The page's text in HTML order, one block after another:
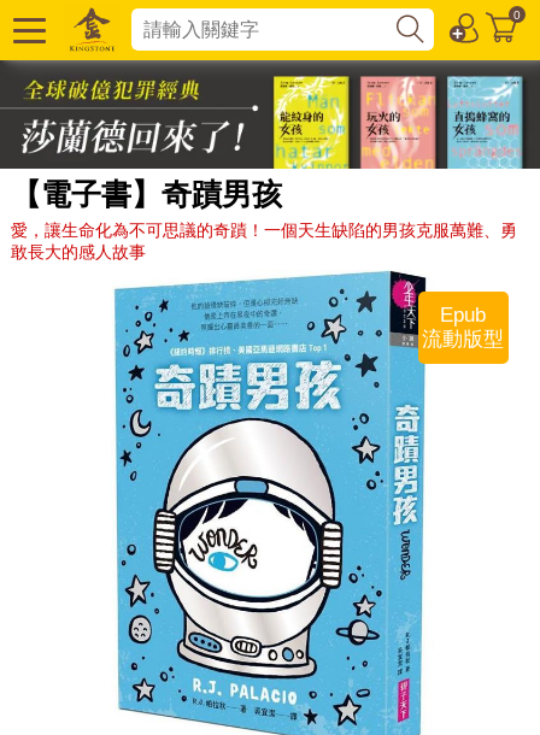
0
【電子書】奇蹟男孩
愛，讓生命化為不可思議的奇蹟！一個天生缺陷的男孩克服萬難、勇
敢長大的感人故事
Epub
流動版型